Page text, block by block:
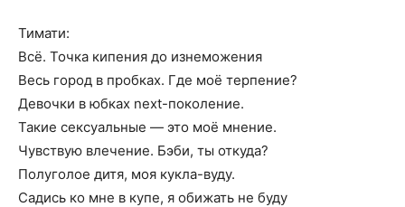
Тимати:
Всё. Точка кипения до изнеможения
Весь город в пробках. Где моё терпение?
Девочки в юбках next-поколение.
Такие сексуальные — это моё мнение.
Чувствую влечение. Бэби, ты откуда?
Полуголое дитя, моя кукла-вуду.
Садись ко мне в купе, я обижать не буду